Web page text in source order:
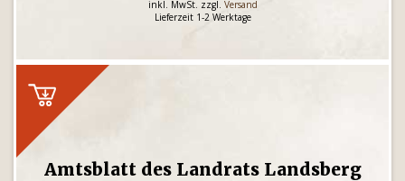
inkl. MwSt. zzgl. Versand
Lieferzeit 1-2 Werktage
Amtsblatt des Landrats Landsberg